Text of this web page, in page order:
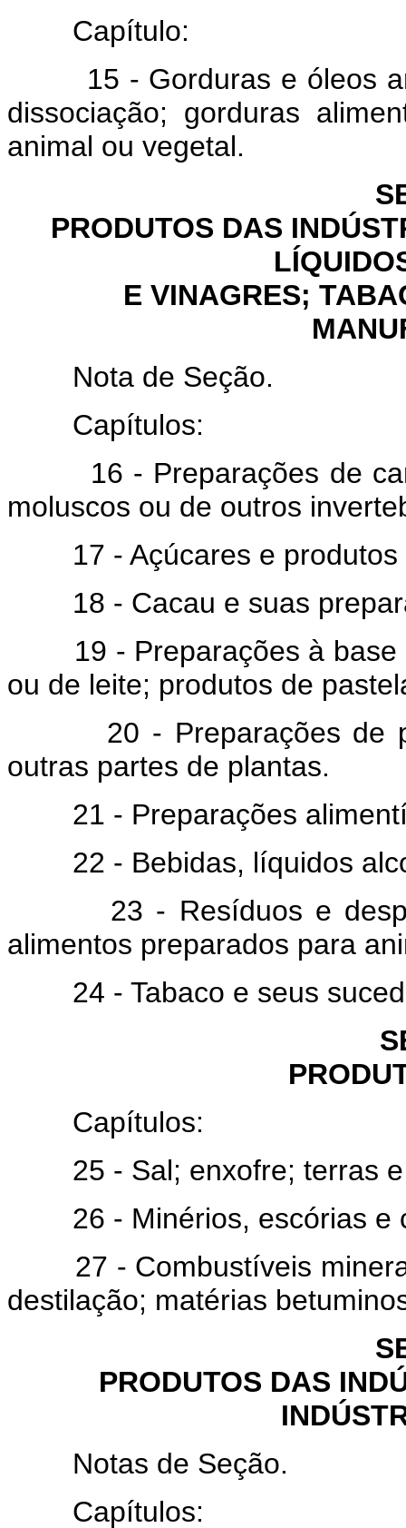
Capítulo:
15 - Gorduras e óleos
dissociação; gorduras
animal ou vegetal.
PRODUTOS DAS
E VINAGRES;
Nota de Seção.
Capítulos:
16 - Preparações de
moluscos ou de outros
17 - Açúcares e produtos
18 - Cacau e suas
19 - Preparações à base
ou de leite; produtos de
20 - Preparações de
outras partes de plantas.
21 - Preparações
22 - Bebidas, líquidos
23 - Resíduos e
alimentos preparados para
24 - Tabaco e seus
Capítulos:
25 - Sal; enxofre; terras e
26 - Minérios, escórias e
27 - Combustíveis
destilação; matérias
PRODUTOS DAS
Notas de Seção.
Capítulos: